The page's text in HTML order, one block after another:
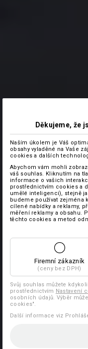
Děkujeme, že
Naším úkolem je Váš
obsahy vyladěné na Vaše
cookies a dalších
Abychom vám mohli
váš souhlas. Kliknutím na
informace o vašich
prostřednictvím cookies a
umělé inteligenci), stejně
budeme používat zejména
cílené nabídky a reklamy,
měření reklamy a obsahu.
těchto cookies a metod
Firemní zákazník
(ceny bez DPH)
Svůj souhlas můžete
prostřednictvím Nastavení
osobních údajů. Výběr
cookies".
Další informace viz